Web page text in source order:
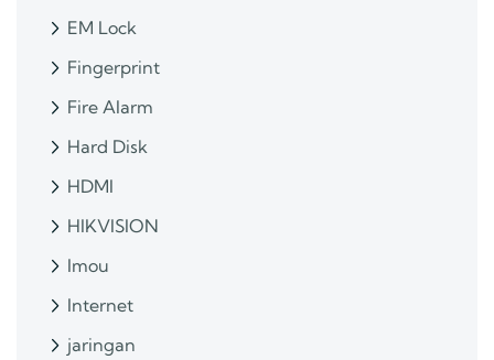
EM Lock
Fingerprint
Fire Alarm
Hard Disk
HDMI
HIKVISION
Imou
Internet
jaringan